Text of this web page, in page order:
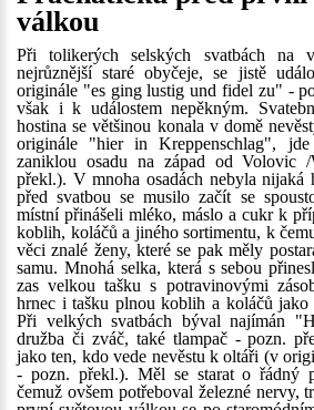
válkou
Při tolikerých selských svatbách na
nejrůznější staré obyčeje, se jistě
originále "es ging lustig und fidel zu" -
však i k událostem nepěkným.
hostina se většinou konala v domě
originále "hier in Kreppenschlag",
zaniklou osadu na západ od Volovic /
překl.). V mnoha osadách nebyla nijaká
před svatbou se musilo začít se
místní přinášeli mléko, máslo a cukr k
koblih, koláčů a jiného sortimentu, k
věci znalé ženy, které se pak měly
samu. Mnohá selka, která s sebou
zas velkou tašku s potravinovými
hrnec i tašku plnou koblih a koláčů jako
Při velkých svatbách býval najímán
družba či zváč, také tlampač - pozn.
jako ten, kdo vede nevěstu k oltáři (v
- pozn. překl.). Měl se starat o řádný
čemuž ovšem potřeboval železné nervy,